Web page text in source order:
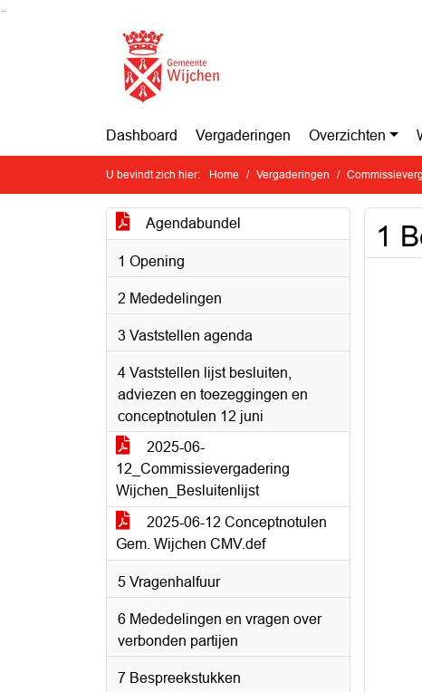
Ga naar de inhoud van deze pagina
Dashboard Vergaderingen Overzichten
U bevindt zich hier: Home Vergaderingen
Agendabundel
1 Opening
2 Mededelingen
3 Vaststellen agenda
4 Vaststellen lijst besluiten,
adviezen en toezeggingen en
conceptnotulen 12 juni
2025-06-
12_Commissievergadering
Wijchen_Besluitenlijst
2025-06-12 Conceptnotulen
Gem. Wijchen CMV.def
5 Vragenhalfuur
6 Mededelingen en vragen over
verbonden partijen
7 Bespreekstukken
1